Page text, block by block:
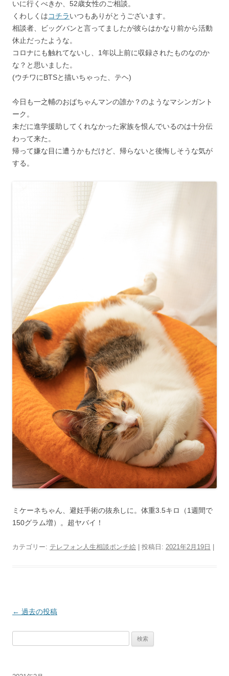
いに行くべきか、52歳女性のご相談。
くわしくはコチラいつもありがとうございます。
相談者、ビッグバンと言ってましたが彼らはかなり前から活動
休止だったような。
コロナにも触れてないし、1年以上前に収録されたものなのか
な？と思いました。
(ウチワにBTSと描いちゃった、テヘ)
今日も一之輔のおばちゃんマンの誰か？のようなマシンガント
ーク。
未だに進学援助してくれなかった家族を恨んでいるのは十分伝
わって来た。
帰って嫌な目に遭うかもだけど、帰らないと後悔しそうな気が
する。
ミケーネちゃん、避妊手術の抜糸しに。体重3.5キロ（1週間で
150グラム増）。超ヤバイ！
カテゴリー: テレフォン人生相談ポンチ絵 | 投稿日: 2021年2月19日 |
投
← 過去の投稿
索: